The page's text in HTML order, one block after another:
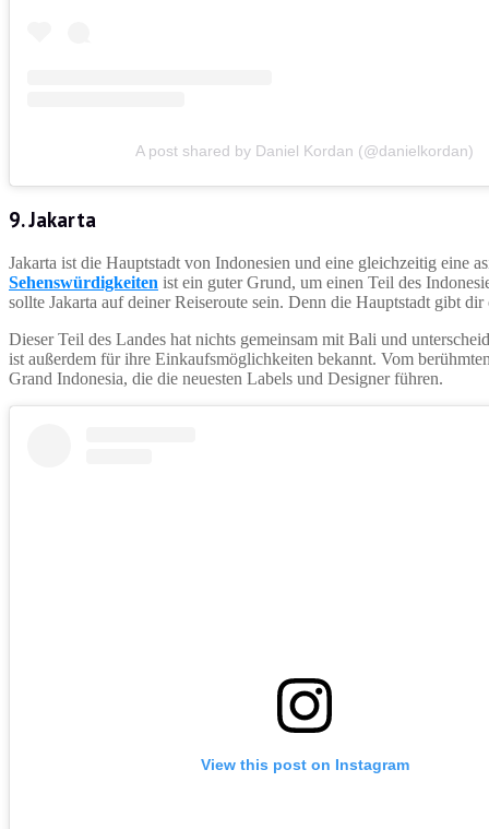
A post shared by Daniel Kordan (@danielkordan)
9. Jakarta
Jakarta ist die Hauptstadt von Indonesien und eine gleichzeitig
Sehenswürdigkeiten ist ein guter Grund, um einen Teil des
sollte Jakarta auf deiner Reiseroute sein. Denn die Hauptstadt gibt
Dieser Teil des Landes hat nichts gemeinsam mit Bali und
ist außerdem für ihre Einkaufsmöglichkeiten bekannt. Vom
Grand Indonesia, die die neuesten Labels und Designer führen.
View this post on Instagram